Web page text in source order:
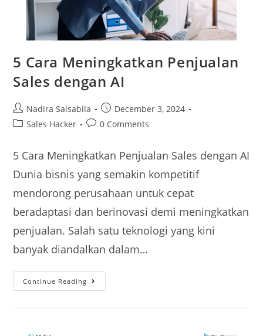
5 Cara Meningkatkan Penjualan
Sales dengan AI​
Nadira Salsabila
December 3, 2024
Sales Hacker
0 Comments
5 Cara Meningkatkan Penjualan Sales dengan AI
Dunia bisnis yang semakin kompetitif
mendorong perusahaan untuk cepat
beradaptasi dan berinovasi demi meningkatkan
penjualan. Salah satu teknologi yang kini
banyak diandalkan dalam…
Continue Reading